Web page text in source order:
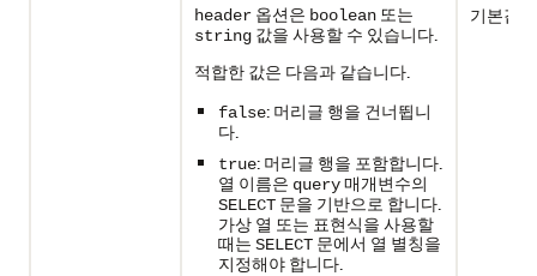
header 옵션은 boolean 또는
string 값을 사용할 수 있습니다.
적합한 값은 다음과 같습니다.
false: 머리글 행을 건너뜁니
다.
true: 머리글 행을 포함합니다.
열 이름은 query매개변수의
SELECT 문을 기반으로 합니다.
가상 열 또는 표현식을 사용할
때는 SELECT 문에서 열 별칭을
지정해야 합니다.
기본값: